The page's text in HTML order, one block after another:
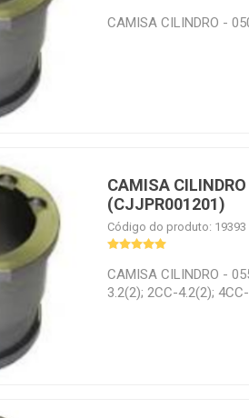
CAMISA CILINDRO -
CAMISA
(CJJPR001201)
Código do produto: 19393
CAMISA CILINDRO -
3.2(2); 2CC-4.2(2);